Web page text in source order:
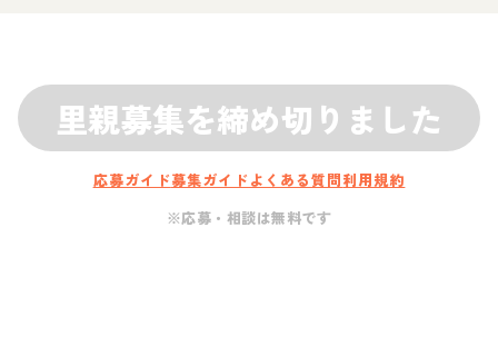
里親募集を締め切りました
応募ガイド募集ガイド よくある質問利用規約
※応募・相談は無料です